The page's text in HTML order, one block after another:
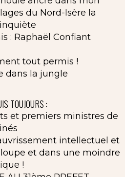
du Nord-Isère la
: Raphaël Confiant
tout permis !
dans la jungle
TOUJOURS :
et premiers ministres de
intellectuel et
et dans une moindre
!